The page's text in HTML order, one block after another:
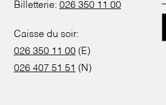
Billetterie: 026 350 11 00
Caisse du soir:
026 350 11 00(E)
026 407 51 51 (N)